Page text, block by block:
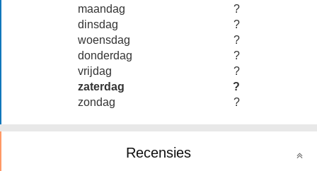
maandag
?
dinsdag
?
woensdag
?
donderdag
?
vrijdag
?
zaterdag
?
zondag
?
Recensies